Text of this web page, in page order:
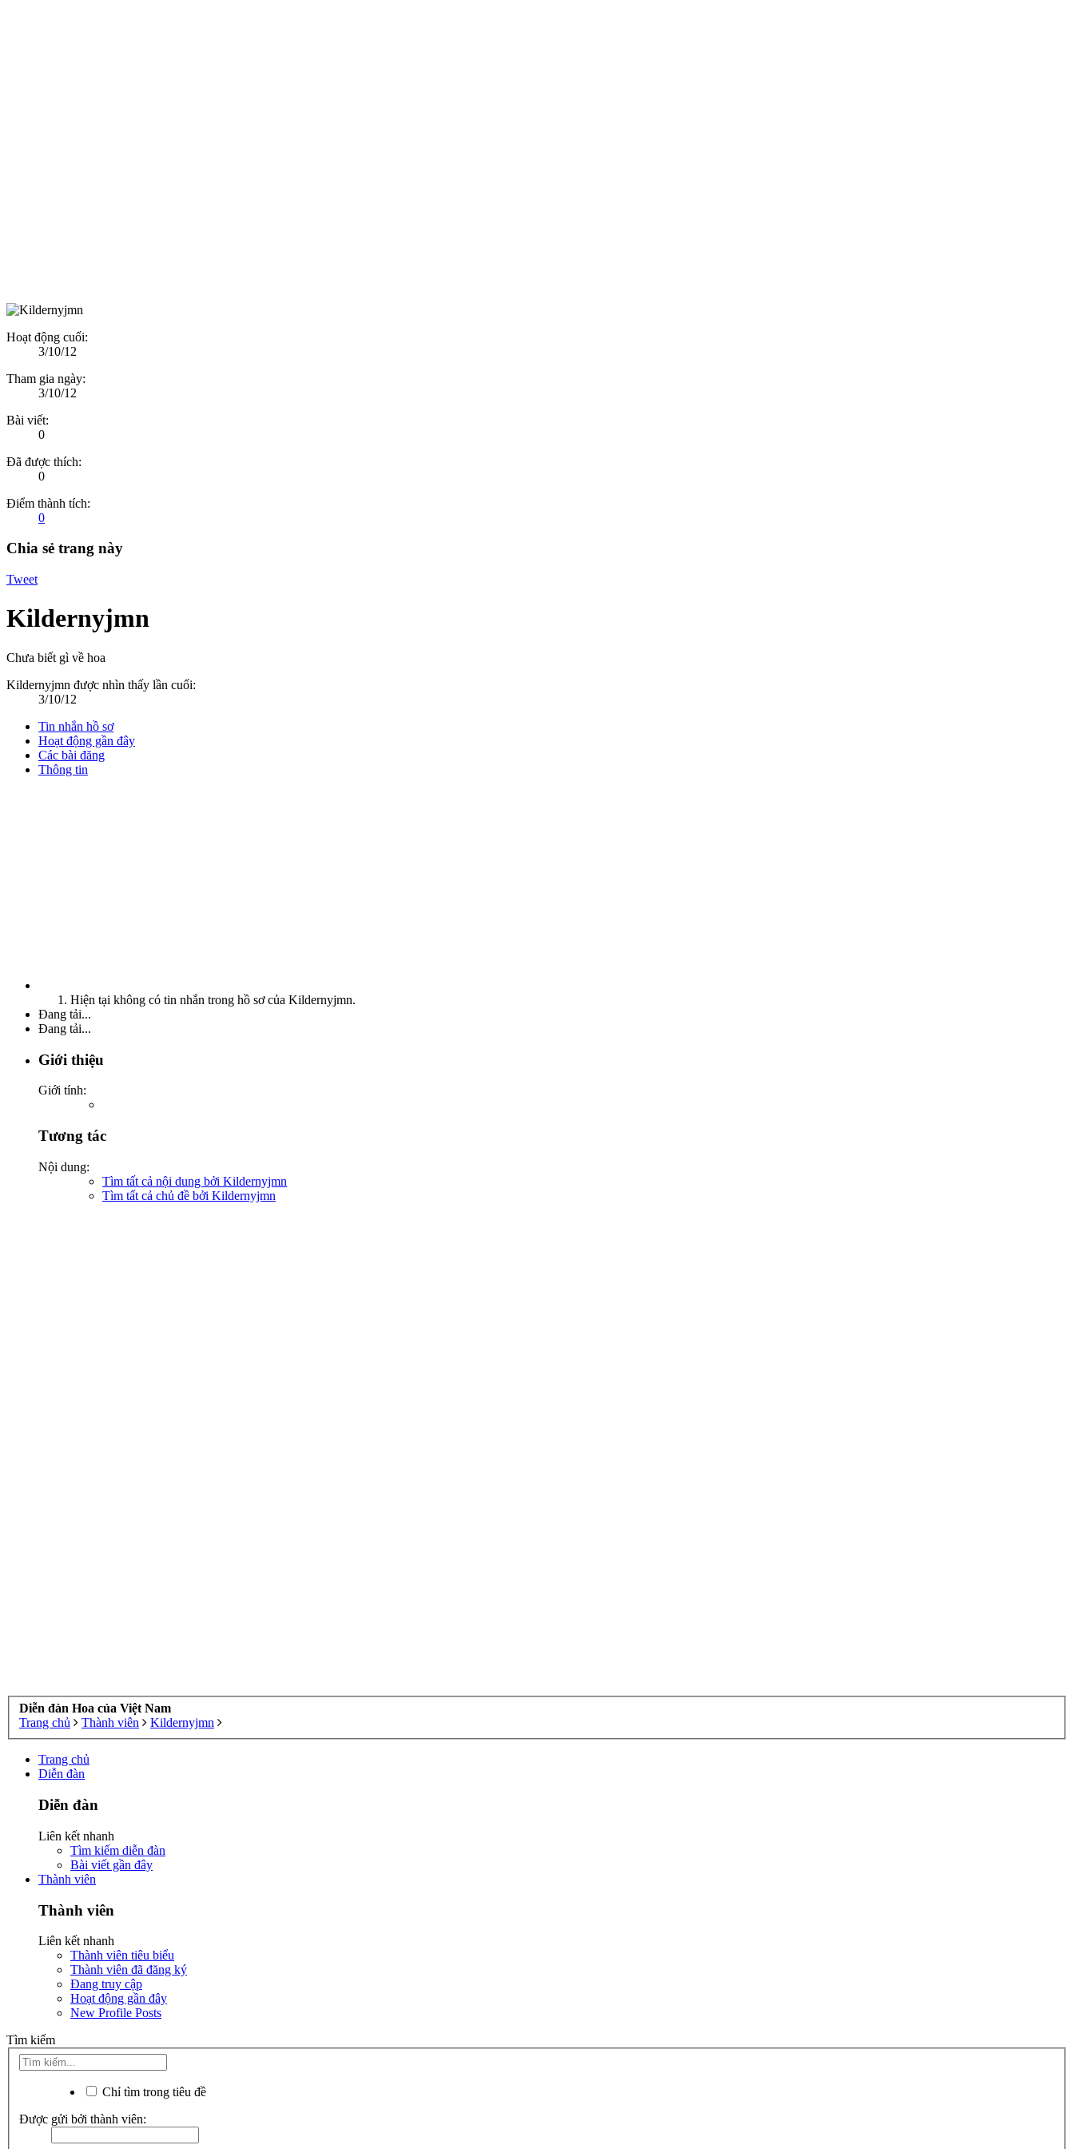
Hoạt động cuối:
3/10/12
Tham gia ngày:
3/10/12
Bài viết:
0
Đã được thích:
0
Điểm thành tích:
0
Chia sẻ trang này
Tweet
Kildernyjmn
Chưa biết gì về hoa
Kildernyjmn được nhìn thấy lần cuối:
3/10/12
Tin nhắn hồ sơ
Hoạt động gần đây
Các bài đăng
Thông tin
Hiện tại không có tin nhắn trong hồ sơ của Kildernyjmn.
Đang tải...
Đang tải...
Giới thiệu
Giới tính:
Tương tác
Nội dung:
Tìm tất cả nội dung bởi Kildernyjmn
Tìm tất cả chủ đề bởi Kildernyjmn
Diễn đàn Hoa của Việt Nam
Trang chủ
Thành viên Kildernyjmn
Trang chủ
Diễn đàn
Diễn đàn
Liên kết nhanh
Tìm kiếm diễn đàn
Bài viết gần đây
Thành viên
Thành viên
Liên kết nhanh
Thành viên tiêu biểu
Thành viên đã đăng ký
Đang truy cập
Hoạt động gần đây
New Profile Posts
Tìm kiếm
Chỉ tìm trong tiêu đề
Được gửi bởi thành viên: